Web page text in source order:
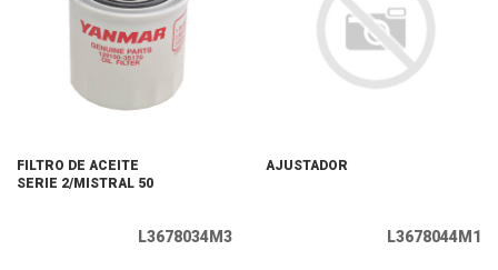
FILTRO DE ACEITE
SERIE 2/MISTRAL 50
L3678034M3
AJUSTADOR
L3678044M1